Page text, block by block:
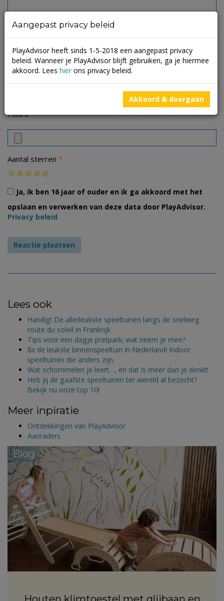
Foto's
Aantal sterren *
Ja, ik ben 16 jaar of ouder en ik ga akkoord met het
opslaan en verwerken van deze data door PlayAdvisor.
Privacy beleid
Lees ook
Handig! De allerleukste speeltuinen langs de snelweg
route du soleil in Frankrijk
Tips voor een dagje pretpark; wat neem je mee?
8x de leukste binnenspeeltuin in Nederland! Indoor
speeltuinen die anders zijn.
Wat schommelen je leert…, en dat is meer dan je denkt!
Heb jij de gaafste speeltuinen ter wereld al bezocht?
Bekijk nu onze top 10!
Meer inpiratie
Ontdekkingen van PlayAdvisor
Aanraders
Blog
Aangepast privacy beleid
PlayAdvisor heeft sinds 1-5-2018 een aangepast privacy
beleid. Wanneer je PlayAdvisor blijft gebruiken, ga je hiermee
akkoord. Lees hier ons privacy beleid.
Akkoord & doorgaan